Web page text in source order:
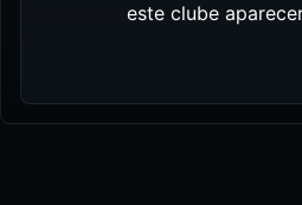
este clube